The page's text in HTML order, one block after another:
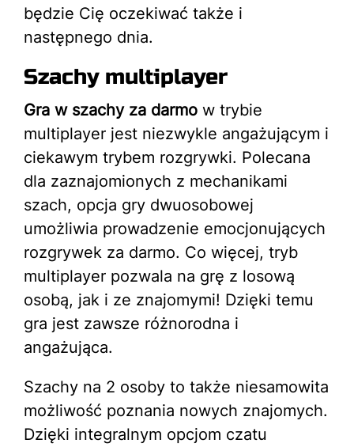
będzie Cię oczekiwać także i
następnego dnia.
Szachy multiplayer
Gra w szachy za darmo w trybie
multiplayer jest niezwykle angażującym i
ciekawym trybem rozgrywki. Polecana
dla zaznajomionych z mechanikami
szach, opcja gry dwuosobowej
umożliwia prowadzenie emocjonujących
rozgrywek za darmo. Co więcej, tryb
multiplayer pozwala na grę z losową
osobą, jak i ze znajomymi! Dzięki temu
gra jest zawsze różnorodna i
angażująca.
Szachy na 2 osoby to także niesamowita
możliwość poznania nowych znajomych.
Dzięki integralnym opcjom czatu